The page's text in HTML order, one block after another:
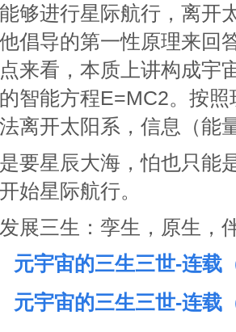
够进行星际航行，离开
倡导的第一性原理来回
来看，本质上讲构成宇
智能方程E=MC2。按
离开太阳系，信息（能
要星辰大海，怕也只能
始星际航行。
展三生：孪生，原生，
元宇宙的三生三世-连载
元宇宙的三生三世-连载